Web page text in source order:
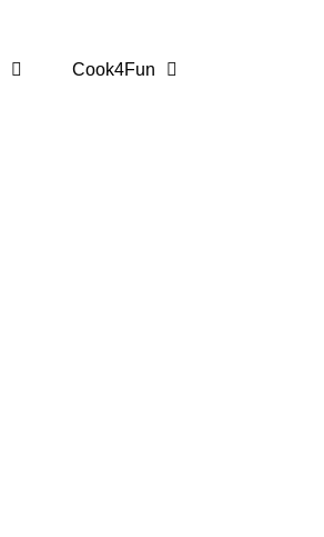
Cook4Fun